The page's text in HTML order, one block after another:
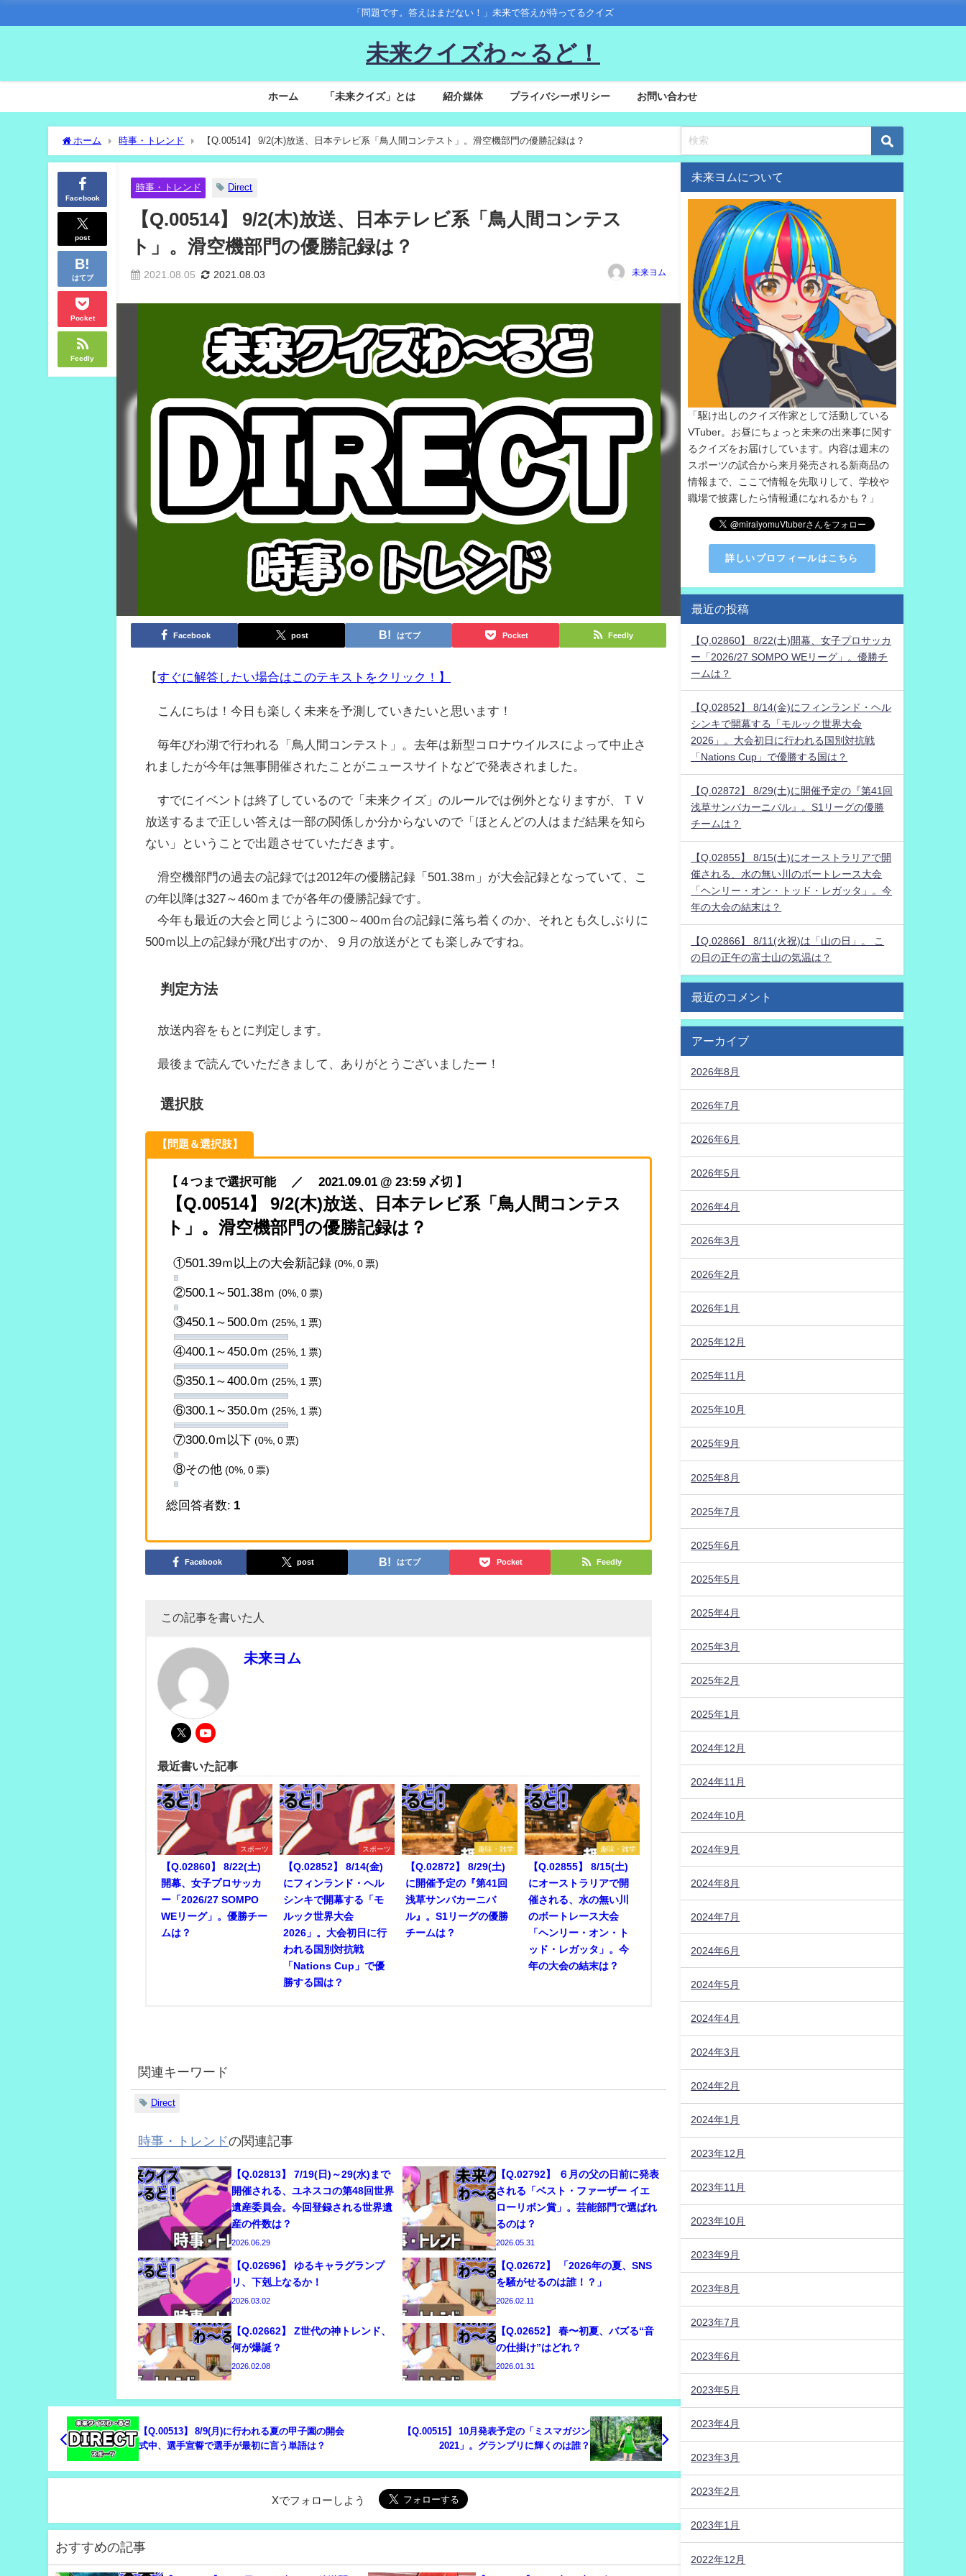
「問題です。答えはまだない！」未来で答えが待ってるクイズ
未来クイズわ～るど！
ホーム 「未来クイズ」とは 紹介媒体 プライバシーポリシー お問い合わせ
ホーム 時事・トレンド 【Q.00514】 9/2(木)放送、日本テレビ系「鳥人間コンテスト」。滑空機部門の優勝記録は？
Facebook
post
はてブ
Pocket
Feedly
時事・トレンド Direct
【Q.00514】 9/2(木)放送、日本テレビ系「鳥人間コンテス
ト」。滑空機部門の優勝記録は？
2021.08.05 2021.08.03 未来ヨム
Facebook post はてブ Pocket Feedly
【すぐに解答したい場合はこのテキストをクリック！】
こんにちは！今日も楽しく未来を予測していきたいと思います！
毎年びわ湖で行われる「鳥人間コンテスト」。去年は新型コロナウイルスによって中止さ
れましたが今年は無事開催されたことがニュースサイトなどで発表されました。
すでにイベントは終了しているので「未来クイズ」のルールでは例外となりますが、ＴＶ
放送するまで正しい答えは一部の関係しか分からないので「ほとんどの人はまだ結果を知ら
ない」ということで出題させていただきます。
滑空機部門の過去の記録では2012年の優勝記録「501.38ｍ」が大会記録となっていて、こ
の年以降は327～460ｍまでが各年の優勝記録です。
今年も最近の大会と同じように300～400ｍ台の記録に落ち着くのか、それとも久しぶりに
500ｍ以上の記録が飛び出すのか、９月の放送がとても楽しみですね。
判定方法
放送内容をもとに判定します。
最後まで読んでいただきまして、ありがとうございましたー！
選択肢
【問題＆選択肢】
【 4 つまで選択可能 ／ 2021.09.01 @ 23:59 〆切 】
【Q.00514】 9/2(木)放送、日本テレビ系「鳥人間コンテス
ト」。滑空機部門の優勝記録は？
①501.39ｍ以上の大会新記録 (0%, 0 票)
②500.1～501.38ｍ (0%, 0 票)
③450.1～500.0ｍ (25%, 1 票)
④400.1～450.0ｍ (25%, 1 票)
⑤350.1～400.0ｍ (25%, 1 票)
⑥300.1～350.0ｍ (25%, 1 票)
⑦300.0ｍ以下 (0%, 0 票)
⑧その他 (0%, 0 票)
総回答者数: 1
Facebook post はてブ Pocket Feedly
この記事を書いた人
未来ヨム
最近書いた記事
スポーツ
【Q.02860】 8/22(土)
開幕、女子プロサッカ
ー「2026/27 SOMPO
WEリーグ」。優勝チー
ムは？
スポーツ
【Q.02852】 8/14(金)
にフィンランド・ヘル
シンキで開幕する「モ
ルック世界大会
2026」。大会初日に行
われる国別対抗戦
「Nations Cup」で優
勝する国は？
趣味・雑学
【Q.02872】 8/29(土)
に開催予定の『第41回
浅草サンバカーニバ
ル』。S1リーグの優勝
チームは？
趣味・雑学
【Q.02855】 8/15(土)
にオーストラリアで開
催される、水の無い川
のボートレース大会
「ヘンリー・オン・ト
ッド・レガッタ」。今
年の大会の結末は？
関連キーワード
Direct
時事・トレンドの関連記事
【Q.02813】 7/19(日)～29(水)まで
開催される、ユネスコの第48回世界
遺産委員会。今回登録される世界遺
産の件数は？
2026.06.29
【Q.02792】 ６月の父の日前に発表
される「ベスト・ファーザー イエ
ローリボン賞」。芸能部門で選ばれ
るのは？
2026.05.31
【Q.02696】 ゆるキャラグランプ
リ、下剋上なるか！
2026.03.02
【Q.02672】 「2026年の夏、SNS
を騒がせるのは誰！？」
2026.02.11
【Q.02662】 Z世代の神トレンド、
何が爆誕？
2026.02.08
【Q.02652】 春〜初夏、バズる“音
の仕掛け”はどれ？
2026.01.31
【Q.00513】 8/9(月)に行われる夏の甲子園の開会
式中、選手宣誓で選手が最初に言う単語は？
【Q.00515】 10月発表予定の「ミスマガジン
2021」。グランプリに輝くのは誰？
Xでフォローしよう
おすすめの記事
未来ヨムについて
「駆け出しのクイズ作家として活動している
VTuber。お昼にちょっと未来の出来事に関す
るクイズをお届けしています。内容は週末の
スポーツの試合から来月発売される新商品の
情報まで、ここで情報を先取りして、学校や
職場で披露したら情報通になれるかも？」
詳しいプロフィールはこちら
最近の投稿
【Q.02860】 8/22(土)開幕、女子プロサッカ
ー「2026/27 SOMPO WEリーグ」。優勝チ
ームは？
【Q.02852】 8/14(金)にフィンランド・ヘル
シンキで開幕する「モルック世界大会
2026」。大会初日に行われる国別対抗戦
「Nations Cup」で優勝する国は？
【Q.02872】 8/29(土)に開催予定の『第41回
浅草サンバカーニバル』。S1リーグの優勝
チームは？
【Q.02855】 8/15(土)にオーストラリアで開
催される、水の無い川のボートレース大会
「ヘンリー・オン・トッド・レガッタ」。今
年の大会の結末は？
【Q.02866】 8/11(火祝)は「山の日」。 こ
の日の正午の富士山の気温は？
最近のコメント
アーカイブ
2026年8月
2026年7月
2026年6月
2026年5月
2026年4月
2026年3月
2026年2月
2026年1月
2025年12月
2025年11月
2025年10月
2025年9月
2025年8月
2025年7月
2025年6月
2025年5月
2025年4月
2025年3月
2025年2月
2025年1月
2024年12月
2024年11月
2024年10月
2024年9月
2024年8月
2024年7月
2024年6月
2024年5月
2024年4月
2024年3月
2024年2月
2024年1月
2023年12月
2023年11月
2023年10月
2023年9月
2023年8月
2023年7月
2023年6月
2023年5月
2023年4月
2023年3月
2023年2月
2023年1月
2022年12月